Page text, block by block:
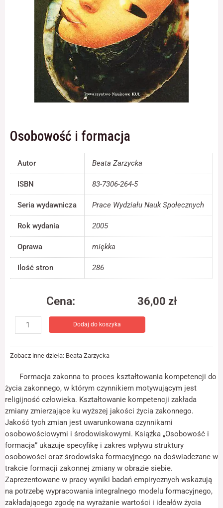
Osobowość i formacja
Autor Beata Zarzycka
ISBN 83-7306-264-5
Seria wydawnicza Prace Wydziału Nauk Społecznych
Rok wydania 2005
Oprawa miękka
Ilość stron 286
Cena: 36,00 zł
Osobowość
i
formacja
Dodaj do koszyka
Zobacz inne dzieła: Beata Zarzycka
Formacja zakonna to proces kształtowania kompetencji do
życia zakonnego, w którym czynnikiem motywującym jest
religijność człowieka. Kształtowanie kompetencji zakłada
zmiany zmierzające ku wyższej jakości życia zakonnego.
Jakość tych zmian jest uwarunkowana czynnikami
osobowościowymi i środowiskowymi. Książka „Osobowość i
formacja” ukazuje specyfikę i zakres wpływu struktury
osobowości oraz środowiska formacyjnego na doświadczane w
trakcie formacji zakonnej zmiany w obrazie siebie.
Zaprezentowane w pracy wyniki badań empirycznych wskazują
na potrzebę wypracowania integralnego modelu formacyjnego,
zakładającego zgodę na wyrażanie wartości i ideałów życia
Konieczne
Te pliki cookie
opcjonalne. Są
one potrzebne
funkcjonowania
Abyśmy mogli
poprawić
funkcjonalność
i strukturę
strony
internetowej,
najlepiej podczas
twojego przejścia
na nią. Jeśli
cookie, niektóre
funkcje znikną ze
Marketing
Udostępniając
swoje
zainteresowania i
zachowania
podczas
odwiedzania naszej
strony, zwiększasz
szansę na
zobaczenie
spersonalizowanych
treści i ofert.